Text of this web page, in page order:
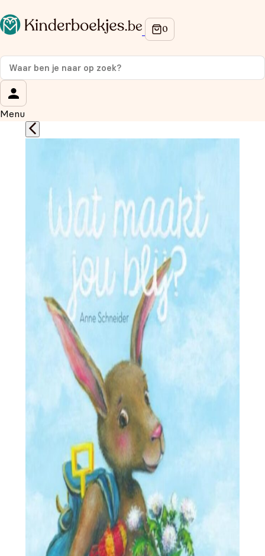
Menu
Op de hoogte blijven van onze acties?
Meld je aan voor onze nieuwsbrief en ontvang
korting
Wat is je voornaam?
Wat is je e-mailadres?*
We gebruiken je gegevens om contact op te nemen, in
overeenstemming met ons
privacybeleid.